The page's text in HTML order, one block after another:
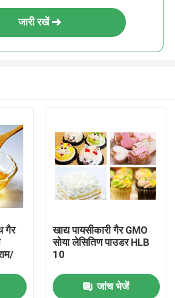
जारी रखें
गैर
खाद्य पायसीकारी गैर GMO
सोया लेसितिण पाउडर HLB
10
जांच भेजें